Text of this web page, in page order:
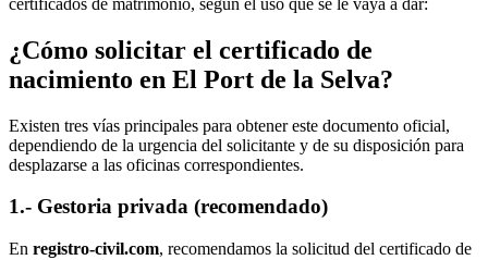
certificados de matrimonio, según el uso que se le vaya a dar:
¿Cómo solicitar el certificado de
nacimiento en El Port de la Selva?
Existen tres vías principales para obtener este documento oficial,
dependiendo de la urgencia del solicitante y de su disposición para
desplazarse a las oficinas correspondientes.
1.- Gestoria privada (recomendado)
En registro-civil.com, recomendamos la solicitud del certificado de